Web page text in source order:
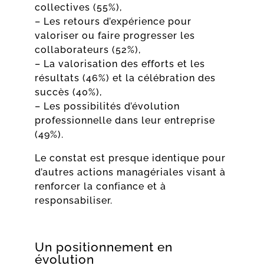
collectives (55%),
– Les retours d’expérience pour
valoriser ou faire progresser les
collaborateurs (52%),
– La valorisation des efforts et les
résultats (46%) et la célébration des
succès (40%),
– Les possibilités d’évolution
professionnelle dans leur entreprise
(49%).
Le constat est presque identique pour
d’autres actions managériales visant à
renforcer la confiance et à
responsabiliser.
Un positionnement en
évolution